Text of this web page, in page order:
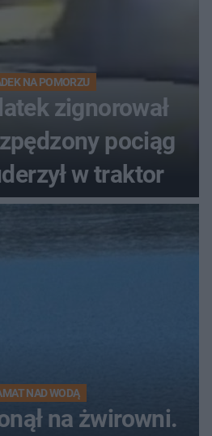
NA POMORZU
zignorował
pociąg
w traktor
NAD WODĄ
na żwirowni.